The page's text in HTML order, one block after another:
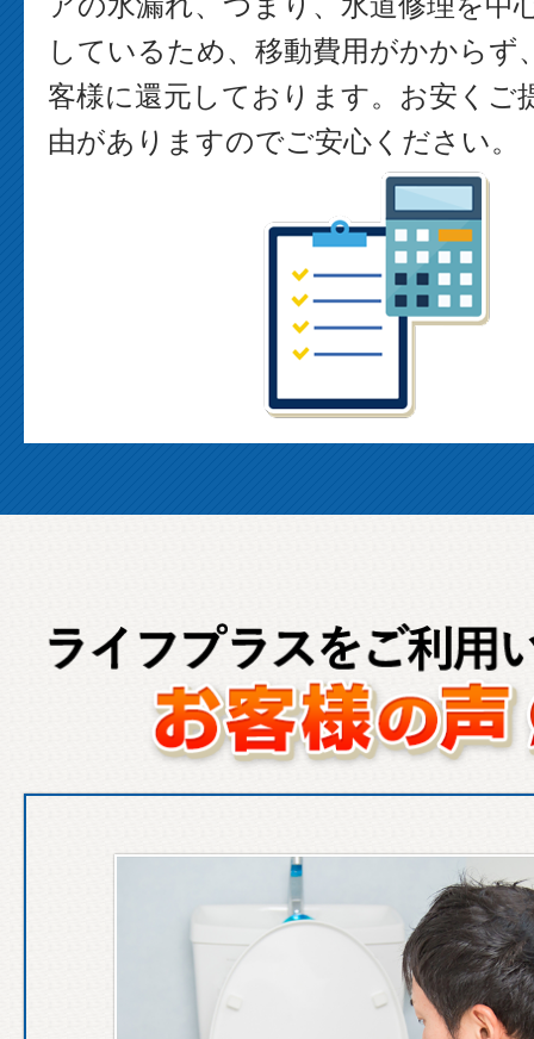
しているため、移動費用がかからず
客様に還元しております。お安くご
由がありますのでご安心ください。